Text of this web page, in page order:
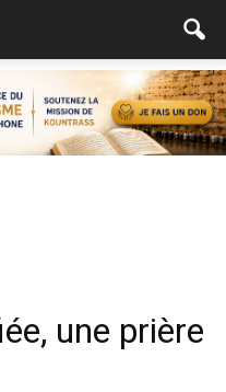
une prière